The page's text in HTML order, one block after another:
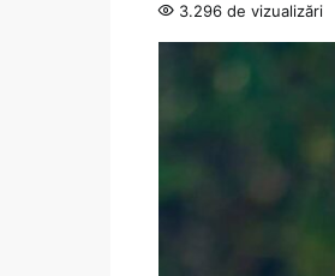
3.296 de vizualizări